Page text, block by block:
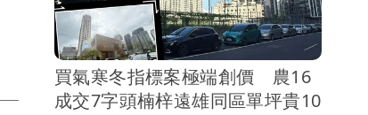
買氣寒冬指標案極端創價 農16
成交7字頭楠梓遠雄同區單坪貴10